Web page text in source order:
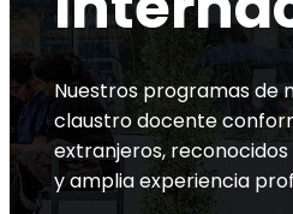
Nuestros programas de
claustro docente
extranjeros,
y amplia experiencia